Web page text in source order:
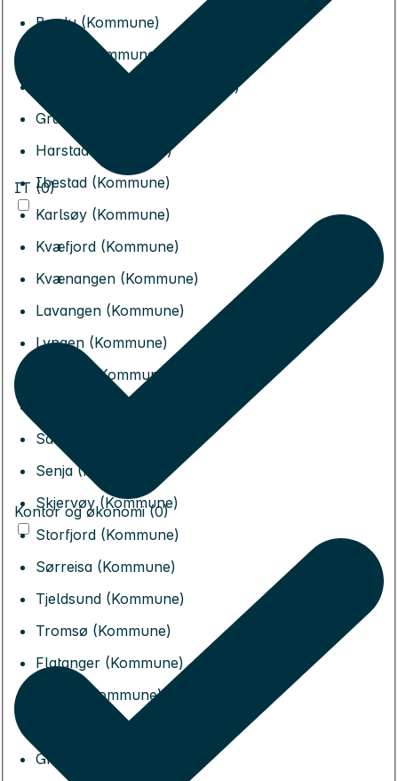
Bardu (Kommune)
Dyrøy (Kommune)
Gáivuotna Kåfjord (Kommune)
Gratangen (Kommune)
Harstad (Kommune)
Ibestad (Kommune)
Karlsøy (Kommune)
Kvæfjord (Kommune)
Kvænangen (Kommune)
Lavangen (Kommune)
Lyngen (Kommune)
Målselv (Kommune)
Salangen (Kommune)
Senja (Kommune)
Skjervøy (Kommune)
Storfjord (Kommune)
Sørreisa (Kommune)
Tjeldsund (Kommune)
Tromsø (Kommune)
Flatanger (Kommune)
Frosta (Kommune)
Grong (Kommune)
IT (0)
Kontor og økonomi (0)